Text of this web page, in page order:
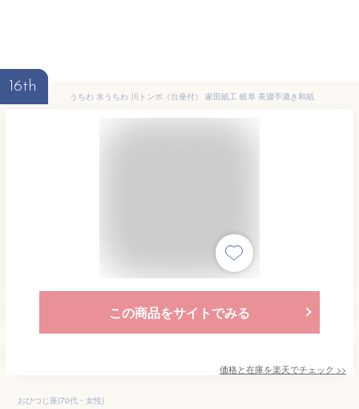
16th
うちわ 水うちわ 川トンボ（台座付） 家田紙工 岐阜 美濃手漉き和紙
この商品をサイトでみる
価格と在庫を楽天でチェック >>
おひつじ座(70代・女性)